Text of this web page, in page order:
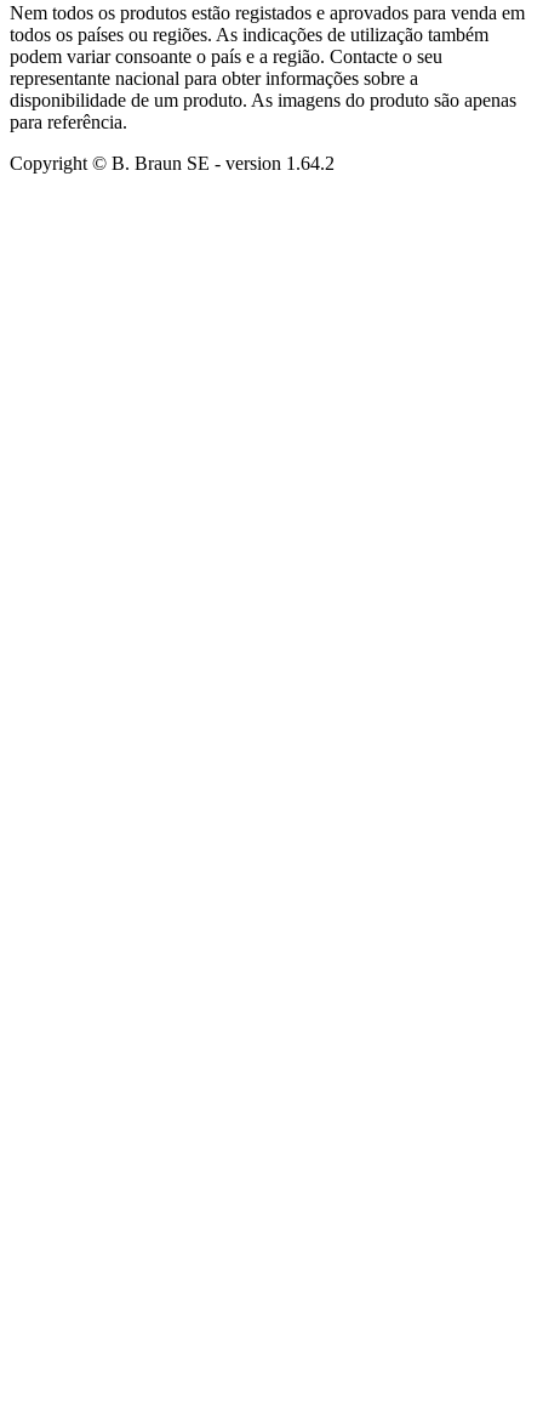
Nem todos os produtos estão registados e aprovados para venda em
todos os países ou regiões. As indicações de utilização também
podem variar consoante o país e a região. Contacte o seu
representante nacional para obter informações sobre a
disponibilidade de um produto. As imagens do produto são apenas
para referência.
Copyright © B. Braun SE - version 1.64.2